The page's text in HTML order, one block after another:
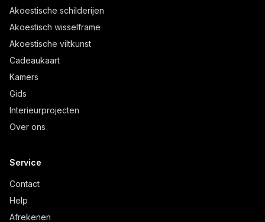
Akoestische schilderijen
Akoestisch wisselframe
Akoestische viltkunst
Cadeaukaart
Kamers
Gids
Interieurprojecten
Over ons
Service
Contact
Help
Afrekenen